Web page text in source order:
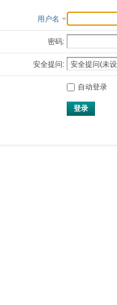
用户名
密码:
安全提问:
自动登录
登录